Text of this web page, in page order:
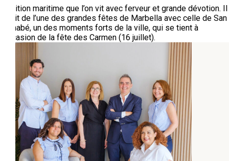
Tradition maritime que l’on vit avec ferveur et grande dévotion. Il
s’agit de l’une des grandes fêtes de Marbella avec celle de San
Bernabé, un des moments forts de la ville, qui se tient à
l’occasion de la fête des Carmen (16 juillet).